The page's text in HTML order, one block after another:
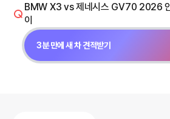
BMW X3 vs 제네시스 GV70 2026
이
3분 만에 새 차 견적받기